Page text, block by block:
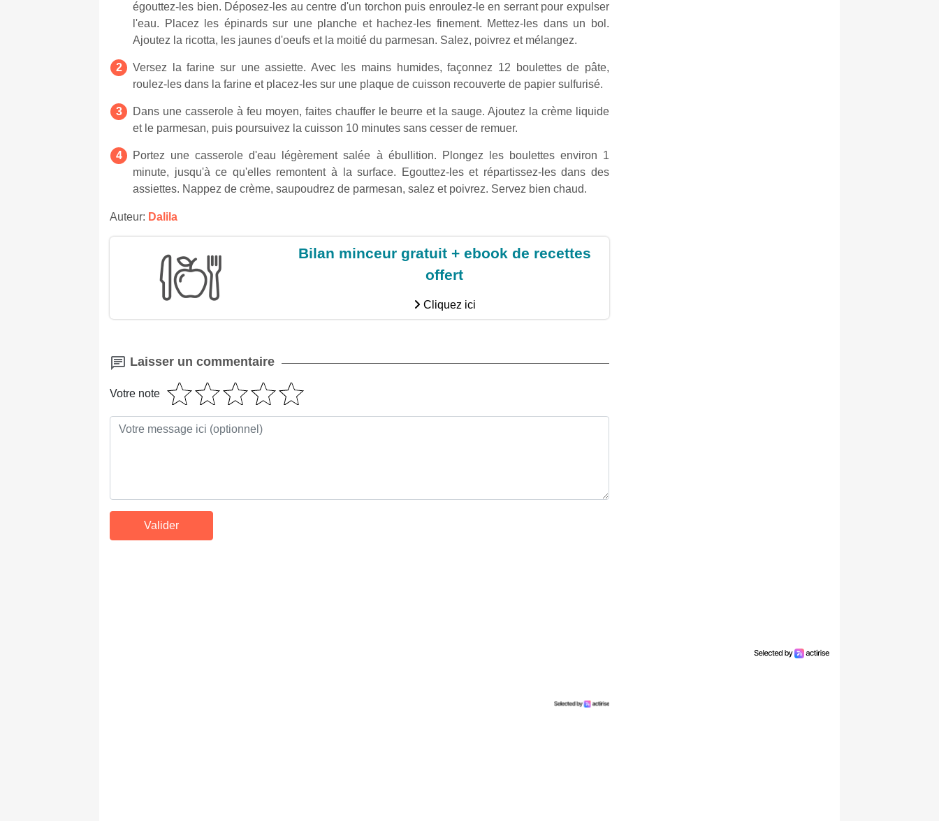
égouttez-les bien. Déposez-les au centre d'un torchon puis enroulez-le en serrant pour expulser
l'eau. Placez les épinards sur une planche et hachez-les finement. Mettez-les dans un bol.
Ajoutez la ricotta, les jaunes d'oeufs et la moitié du parmesan. Salez, poivrez et mélangez.
Versez la farine sur une assiette. Avec les mains humides, façonnez 12 boulettes de pâte,
roulez-les dans la farine et placez-les sur une plaque de cuisson recouverte de papier sulfurisé.
Dans une casserole à feu moyen, faites chauffer le beurre et la sauge. Ajoutez la crème liquide
et le parmesan, puis poursuivez la cuisson 10 minutes sans cesser de remuer.
Portez une casserole d'eau légèrement salée à ébullition. Plongez les boulettes environ 1
minute, jusqu'à ce qu'elles remontent à la surface. Egouttez-les et répartissez-les dans des
assiettes. Nappez de crème, saupoudrez de parmesan, salez et poivrez. Servez bien chaud.
Auteur: Dalila
Bilan minceur gratuit + ebook de recettes
offert
Cliquez ici
Laisser un commentaire
Votre note